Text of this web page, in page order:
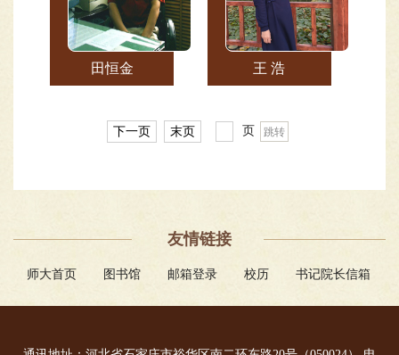
田恒金 王 浩
下一页 末页 页
友情链接
师大首页 图书馆 邮箱登录 校历 书记院长信箱